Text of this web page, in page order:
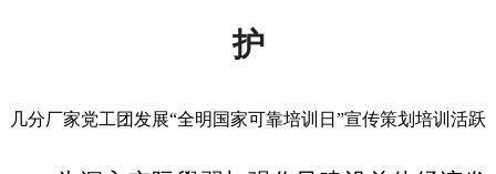
护
几分厂家党工团发展“全明国家可靠培训日”宣传策划培训活跃